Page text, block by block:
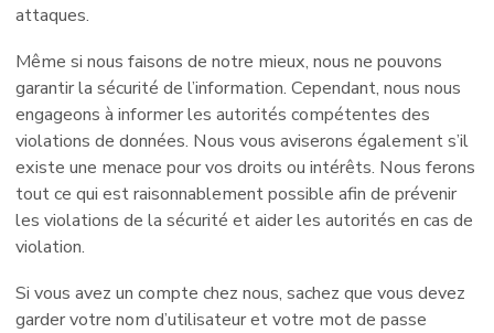
attaques.
Même si nous faisons de notre mieux, nous ne pouvons
garantir la sécurité de l’information. Cependant, nous nous
engageons à informer les autorités compétentes des
violations de données. Nous vous aviserons également s’il
existe une menace pour vos droits ou intérêts. Nous ferons
tout ce qui est raisonnablement possible afin de prévenir
les violations de la sécurité et aider les autorités en cas de
violation.
Si vous avez un compte chez nous, sachez que vous devez
garder votre nom d’utilisateur et votre mot de passe